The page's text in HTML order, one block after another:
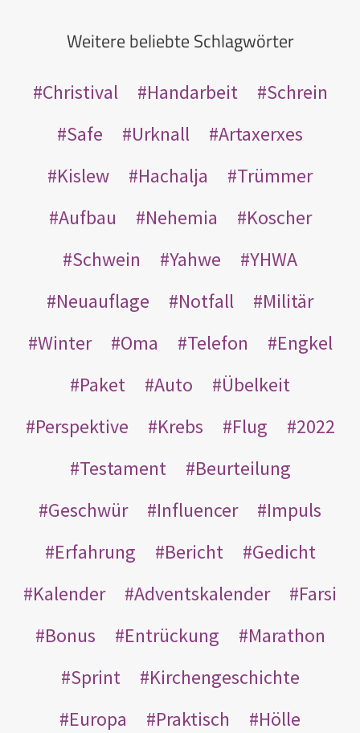
Weitere beliebte Schlagwörter
Christival Handarbeit
Schrein
Safe
Urknall
Artaxerxes
Kislew
Hachalja
Trümmer
Aufbau
Nehemia
Koscher
Schwein
Yahwe
YHWA
Neuauflage
Notfall
Militär
Winter
Oma Telefon
Engkel
Paket
Auto
Übelkeit
Perspektive
Krebs Flug
2022
Testament
Beurteilung
Geschwür
Influencer
Impuls
Erfahrung
Bericht
Gedicht
Kalender
Adventskalender
Farsi
Bonus
Entrückung
Marathon
Sprint
Kirchengeschichte
Europa
Praktisch
Hölle